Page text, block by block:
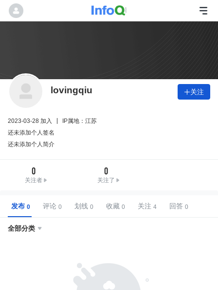
lovingqiu 关注
2023-03-28 加入
IP属地：江苏
还未添加个人签名
还未添加个人简介
0
关注者
0
关注了
发布 评论 划线 收藏 关注 回答
全部分类 